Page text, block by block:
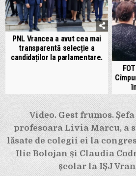
PNL Vrancea a avut cea mai
transparentă selecție a
candidaților la parlamentare.
Navigare
în
articole
Video. Gest frumos.
profesoara Livia Marcu, a
lăsate de colegii ei la
Ilie Bolojan și Claudia
școlar la IȘJ